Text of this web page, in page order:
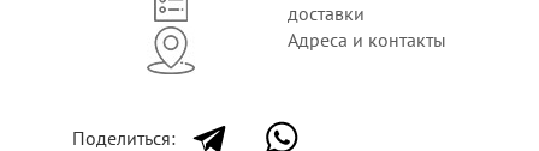
доставки
Адреса и контакты
Поделиться: